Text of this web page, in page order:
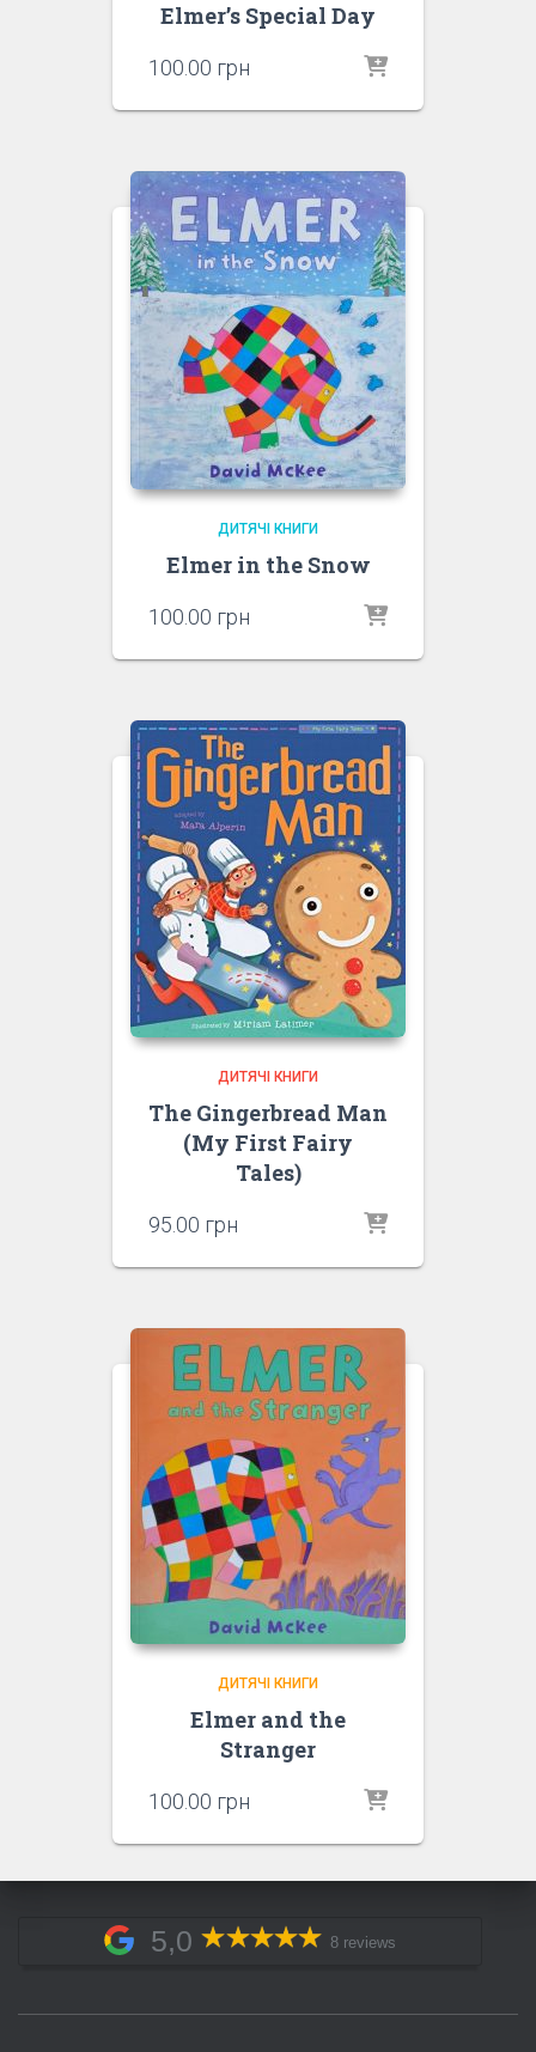
Elmer’s Special Day
100.00 грн
ДИТЯЧІ КНИГИ
Elmer in the Snow
100.00 грн
ДИТЯЧІ КНИГИ
The Gingerbread Man
(My First Fairy
Tales)
95.00 грн
ДИТЯЧІ КНИГИ
Elmer and the
Stranger
100.00 грн
5,0 8 reviews